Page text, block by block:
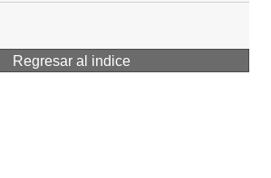
Regresar al indice